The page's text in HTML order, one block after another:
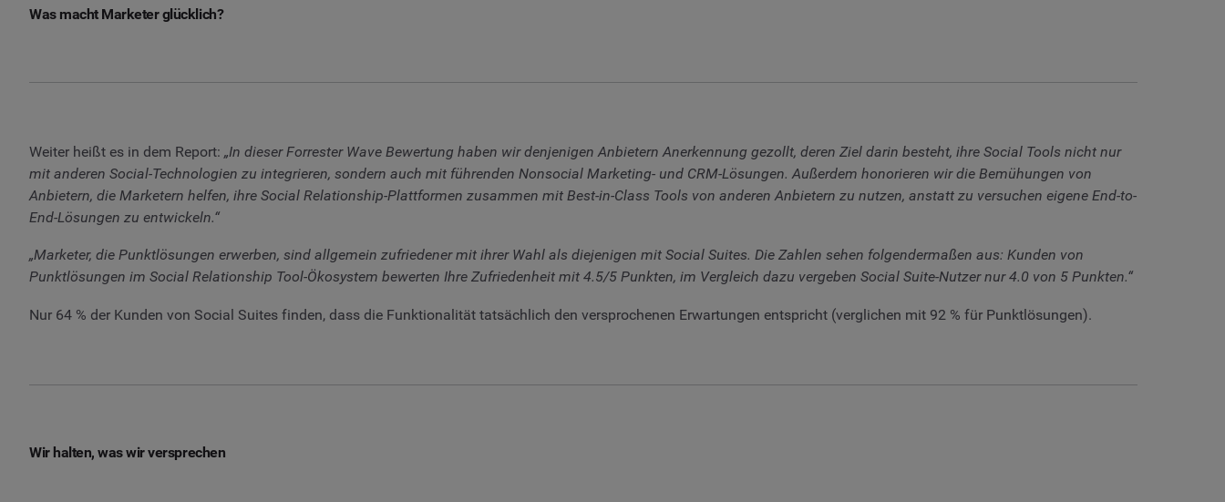
Was macht Marketer glücklich?
Weiter heißt es in dem Report: „In dieser Forrester Wave Bewertung haben wir denjenigen Anbietern Anerkennung gezollt, deren Ziel darin besteht, ihre Social Tools nicht nur
mit anderen Social-Technologien zu integrieren, sondern auch mit führenden Nonsocial Marketing- und CRM-Lösungen. Außerdem honorieren wir die Bemühungen von
Anbietern, die Marketern helfen, ihre Social Relationship-Plattformen zusammen mit Best-in-Class Tools von anderen Anbietern zu nutzen, anstatt zu versuchen eigene End-to-
End-Lösungen zu entwickeln.“
„Marketer, die Punktlösungen erwerben, sind allgemein zufriedener mit ihrer Wahl als diejenigen mit Social Suites. Die Zahlen sehen folgendermaßen aus: Kunden von
Punktlösungen im Social Relationship Tool-Ökosystem bewerten Ihre Zufriedenheit mit 4.5/5 Punkten, im Vergleich dazu vergeben Social Suite-Nutzer nur 4.0 von 5 Punkten.“
Nur 64 % der Kunden von Social Suites finden, dass die Funktionalität tatsächlich den versprochenen Erwartungen entspricht (verglichen mit 92 % für Punktlösungen).
Wir halten, was wir versprechen